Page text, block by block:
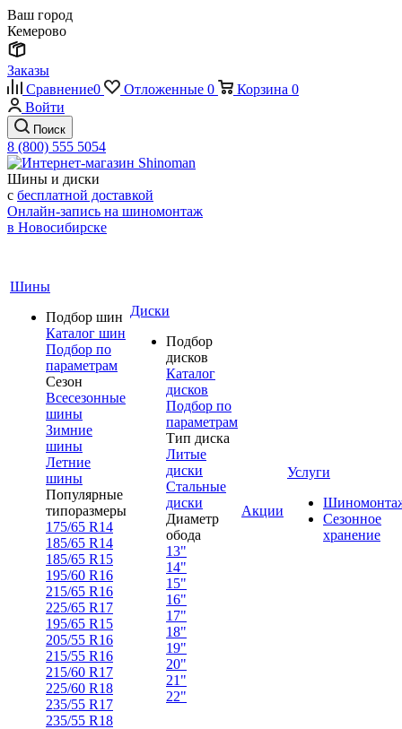
Ваш город
Кемерово
Заказы
Сравнение0 Отложенные 0 Корзина 0
Войти
Поиск
8 (800) 555 5054
Шины и диски
с бесплатной доставкой
Онлайн-запись на шиномонтаж
в Новосибирске
Шины
Подбор шин
Каталог шин
Подбор по
параметрам
Сезон
Всесезонные
шины
Зимние
шины
Летние
шины
Популярные
типоразмеры
175/65 R14
185/65 R14
185/65 R15
195/60 R16
215/65 R16
225/65 R17
195/65 R15
205/55 R16
215/55 R16
215/60 R17
225/60 R18
235/55 R17
235/55 R18
Диски
Подбор
дисков
Каталог
дисков
Подбор по
параметрам
Тип диска
Литые
диски
Стальные
диски
Диаметр
обода
13"
14"
15"
16"
17"
18"
19"
20"
21"
22"
Акции
Услуги
Сезонное
хранение